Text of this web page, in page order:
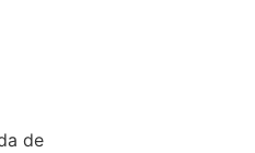
de